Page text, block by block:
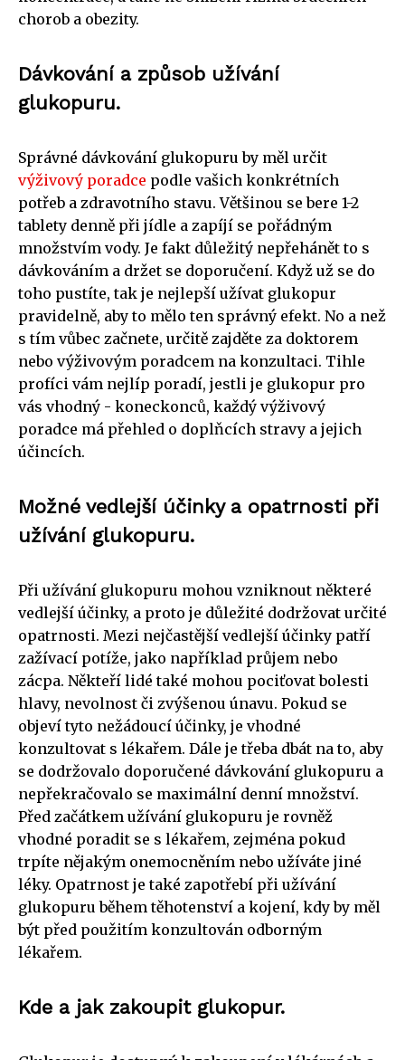
chorob a obezity.
Dávkování a způsob užívání
glukopuru.
Správné dávkování glukopuru by měl určit
výživový poradce podle vašich konkrétních
potřeb a zdravotního stavu. Většinou se bere 1-2
tablety denně při jídle a zapíjí se pořádným
množstvím vody. Je fakt důležitý nepřehánět to s
dávkováním a držet se doporučení. Když už se do
toho pustíte, tak je nejlepší užívat glukopur
pravidelně, aby to mělo ten správný efekt. No a než
s tím vůbec začnete, určitě zajděte za doktorem
nebo výživovým poradcem na konzultaci. Tihle
profíci vám nejlíp poradí, jestli je glukopur pro
vás vhodný - koneckonců, každý výživový
poradce má přehled o doplňcích stravy a jejich
účincích.
Možné vedlejší účinky a opatrnosti při
užívání glukopuru.
Při užívání glukopuru mohou vzniknout některé
vedlejší účinky, a proto je důležité dodržovat určité
opatrnosti. Mezi nejčastější vedlejší účinky patří
zažívací potíže, jako například průjem nebo
zácpa. Někteří lidé také mohou pociťovat bolesti
hlavy, nevolnost či zvýšenou únavu. Pokud se
objeví tyto nežádoucí účinky, je vhodné
konzultovat s lékařem. Dále je třeba dbát na to, aby
se dodržovalo doporučené dávkování glukopuru a
nepřekračovalo se maximální denní množství.
Před začátkem užívání glukopuru je rovněž
vhodné poradit se s lékařem, zejména pokud
trpíte nějakým onemocněním nebo užíváte jiné
léky. Opatrnost je také zapotřebí při užívání
glukopuru během těhotenství a kojení, kdy by měl
být před použitím konzultován odborným
lékařem.
Kde a jak zakoupit glukopur.